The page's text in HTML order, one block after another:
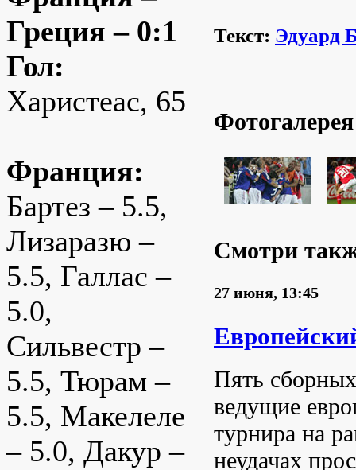
Греция – 0:1
Гол:
Харистеас, 65
Франция:
Бартез – 5.5,
Лизаразю –
5.5, Галлас –
5.0,
Сильвестр –
5.5, Тюрам –
5.5, Макелеле
– 5.0, Дакур –
Текст: Эдуард
Фотогалерея
Смотри
27 июня, 13:45
Пять
ведущие
турнира на
неудачах